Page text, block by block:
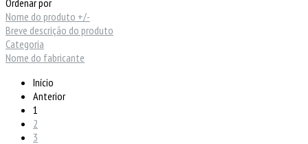
Nome do produto +/-
Breve descrição do produto
Categoria
Nome do fabricante
Início
Anterior
1
2
3